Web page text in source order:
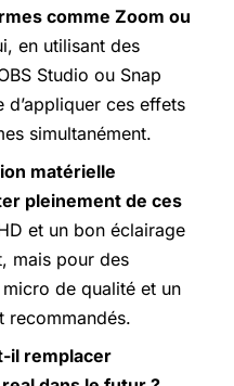
comme Zoom ou
en utilisant des
Studio ou Snap
d’appliquer ces effets
simultanément.
matérielle
pleinement de ces
et un bon éclairage
mais pour des
de qualité et un
recommandés.
il remplacer